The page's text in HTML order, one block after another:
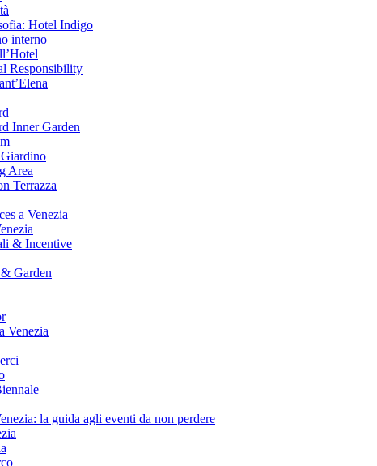
Hotel Indigo
interno
Responsibility
Inner Garden
Area
Terrazza
a Venezia
& Incentive
Garden
Venezia
la guida agli eventi da non perdere